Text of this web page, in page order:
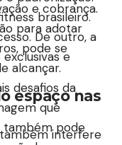
e cobrança.
para adotar
pode se
alcançar.
desafios da
que
também pode
brasileiro.
De outro, a
e
espaço nas
interfere